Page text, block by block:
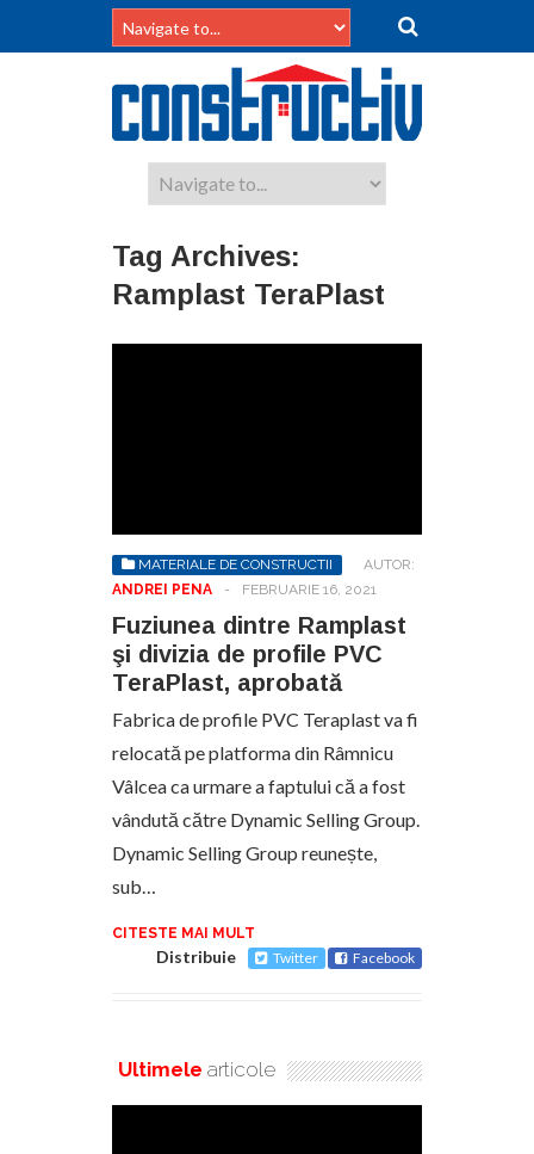
Tag Archives:
Ramplast TeraPlast
MATERIALE DE CONSTRUCTII
AUTOR:
ANDREI PENA
- FEBRUARIE 16, 2021
Fuziunea dintre Ramplast
şi divizia de profile PVC
TeraPlast, aprobată
Fabrica de profile PVC Teraplast va fi
relocată pe platforma din Râmnicu
Vâlcea ca urmare a faptului că a fost
vândută către Dynamic Selling Group.
Dynamic Selling Group reunește,
sub…
CITESTE MAI MULT
Distribuie Twitter Facebook
Ultimele articole